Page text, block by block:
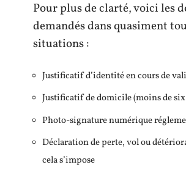
Pour plus de clarté, voici les
demandés dans quasiment
situations :
Justificatif d’identité en cours de
Justificatif de domicile (moins de
Photo-signature numérique
Déclaration de perte, vol ou
cela s’impose